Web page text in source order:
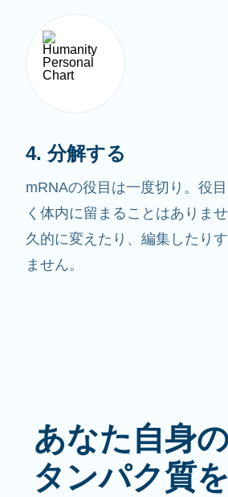
4. 分解する
mRNAの役目は一度切り。役
く体内に留まることはありま
久的に変えたり、編集したり
ません。
あなた自身
タンパク質